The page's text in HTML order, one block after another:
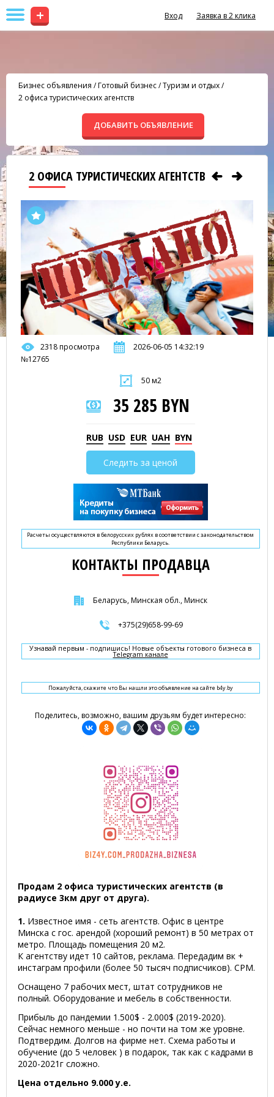
+ Вход Заявка в 2 клика
Бизнес объявления /Готовый бизнес/Туризм и отдых/
2 офиса туристических агентств
ДОБАВИТЬ ОБЪЯВЛЕНИЕ
2 ОФИСА ТУРИСТИЧЕСКИХ АГЕНТСТВ
2318 просмотра
2026-06-05 14:32:19
№12765
50 м2
35 285 BYN
RUB USD EUR UAH BYN
Следить за ценой
Расчеты осуществляются в белорусских рублях в соответствии с законодательством
Республики Беларусь.
КОНТАКТЫ ПРОДАВЦА
Беларусь, Минская обл., Минск
+375(29)658-99-69
Узнавай первым - подпишись! Новые объекты готового бизнеса в
Telegram канале
Пожалуйста, скажите что Вы нашли это объявление на сайте b4y.by
Поделитесь, возможно, вашим друзьям будет интересно:
Продам 2 офиса туристических агентств (в
радиусе 3км друг от друга).
1. Известное имя - сеть агентств. Офис в центре
Минска с гос. арендой (хороший ремонт) в 50 метрах от
метро. Площадь помещения 20 м2.
К агентству идет 10 сайтов, реклама. Передадим вк +
инстаграм профили (более 50 тысяч подписчиков). СРМ.
Оснащено 7 рабочих мест, штат сотрудников не
полный. Оборудование и мебель в собственности.
Прибыль до пандемии 1.500$ - 2.000$ (2019-2020).
Сейчас немного меньше - но почти на том же уровне.
Подтвердим. Долгов на фирме нет. Схема работы и
обучение (до 5 человек ) в подарок, так как с кадрами в
2020-2021г сложно.
Цена отдельно 9.000 у.е.